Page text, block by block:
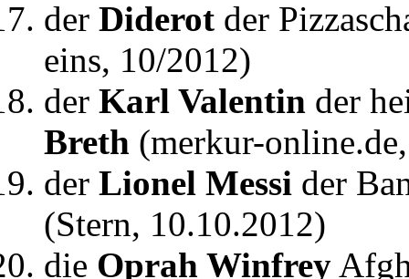
der Diderot der
eins, 10/2012)
der Karl Valentin der
Breth (merkur-
der Lionel Messi der
(Stern, 10.10.2012)
die Oprah Winfrey